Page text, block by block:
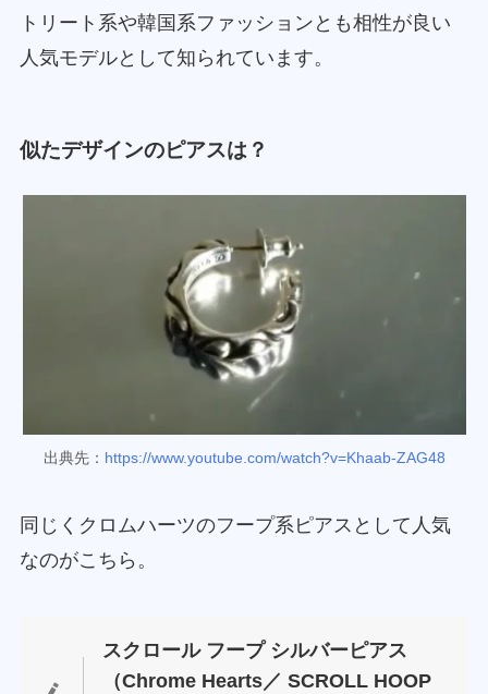
トリート系や韓国系ファッションとも相性が良い
人気モデルとして知られています。
似たデザインのピアスは？
出典先： https://www.youtube.com/watch?v=Khaab-ZAG48
同じくクロムハーツのフープ系ピアスとして人気
なのがこちら。
スクロール フープ シルバーピアス
（Chrome Hearts／ SCROLL HOOP